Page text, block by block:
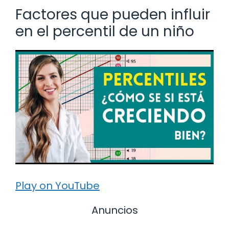
Factores que pueden influir
en el percentil de un niño
Play on YouTube
Anuncios